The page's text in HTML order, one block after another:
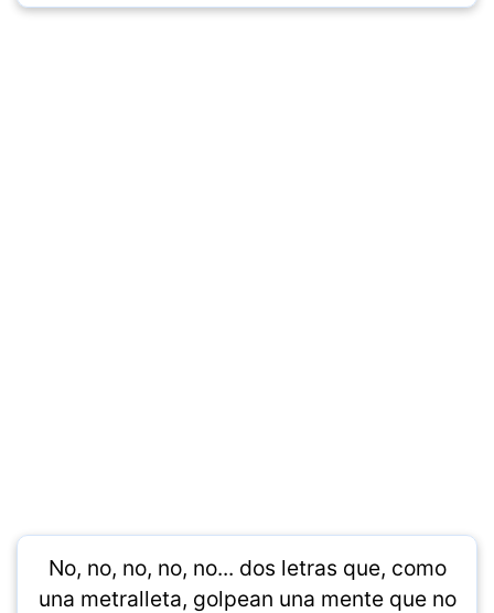
No, no, no, no, no... dos letras que, como
una metralleta, golpean una mente que no